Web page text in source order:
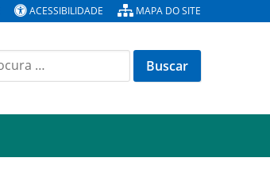
ACESSIBILIDADE MAPA DO SITE